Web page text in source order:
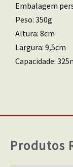
Embalagem
Peso: 350g
Altura: 8cm
Largura: 9,5cm
Capacidade:
Produtos